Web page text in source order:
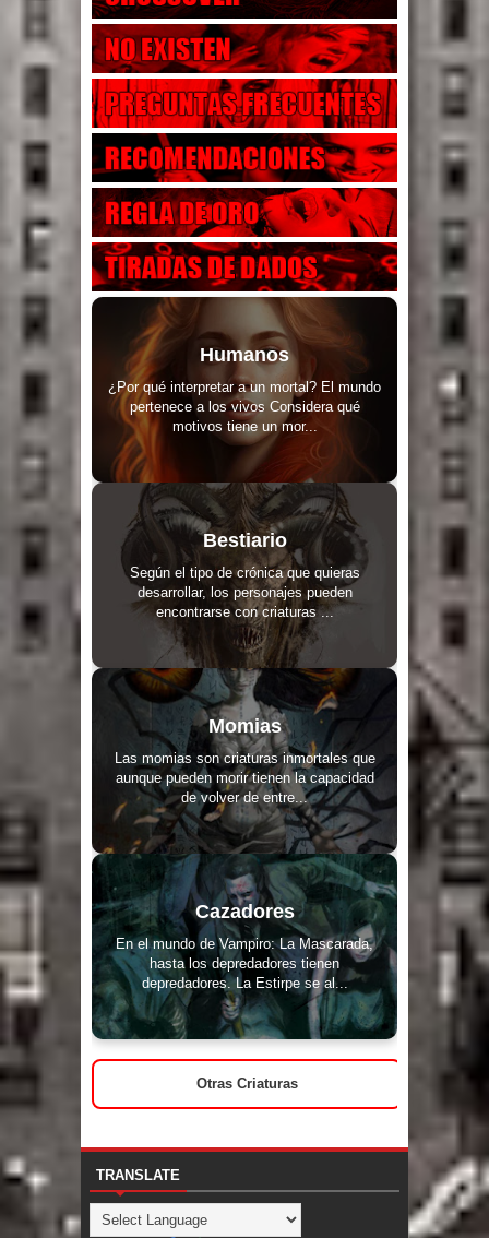
Humanos
¿Por qué interpretar a un mortal? El mundo
pertenece a los vivos Considera qué
motivos tiene un mor...
Bestiario
Según el tipo de crónica que quieras
desarrollar, los personajes pueden
encontrarse con criaturas ...
Momias
Las momias son criaturas inmortales que
aunque pueden morir tienen la capacidad
de volver de entre...
Cazadores
En el mundo de Vampiro: La Mascarada,
hasta los depredadores tienen
depredadores. La Estirpe se al...
Otras Criaturas
TRANSLATE